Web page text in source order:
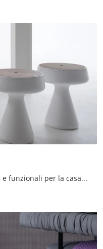
I Complementi sono oggetti belli e funzionali per la casa, che personalizzano i tuoi spazi con i loro colori e hanno un ruolo plurifunzionale e ...